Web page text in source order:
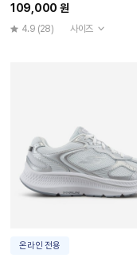
109,000 원
4.9 (28) 사이즈
온라인 전용